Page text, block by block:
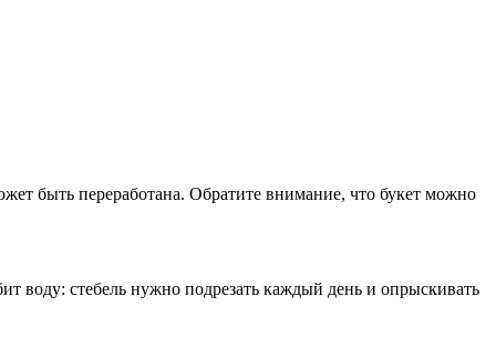
быть переработана. Обратите внимание, что букет можно
воду: стебель нужно подрезать каждый день и опрыскивать